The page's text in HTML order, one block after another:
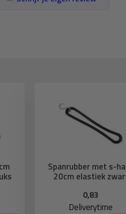
Spanrubber met s-
20cm elastiek
0,83
Deliverytime